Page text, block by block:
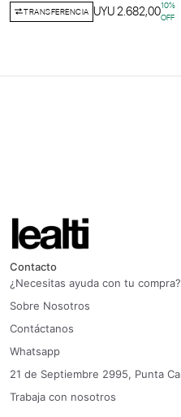
TRANSFERENCIA UYU 2.682,0010%
OFF
Contacto
¿Necesitas ayuda con tu compra?
Sobre Nosotros
Contáctanos
Whatsapp
21 de Septiembre 2995, Punta
Trabaja con nosotros